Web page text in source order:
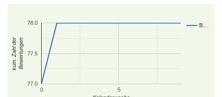
B…
0 5
77.0
77.5
78.0
kum. Zahl derBewertungen